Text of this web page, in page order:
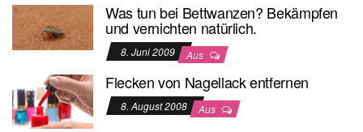
Was tun bei Bettwanzen? Bekämpfen
und vernichten natürlich.
8. Juni 2009 Aus
Flecken von Nagellack entfernen
8. August 2008 Aus